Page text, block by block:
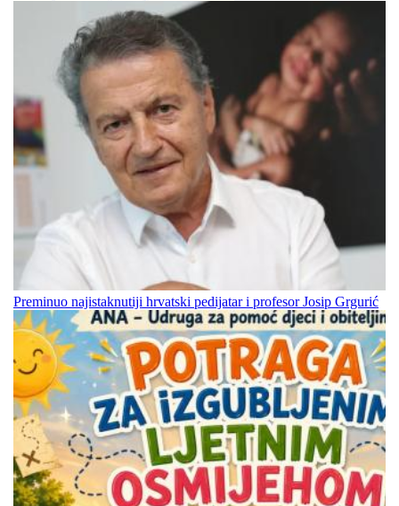
Preminuo najistaknutiji hrvatski pedijatar i profesor Josip Grgurić